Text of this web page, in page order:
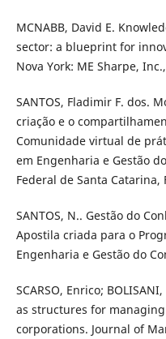
MCNABB, David E.
sector: a blueprint for
Nova York: ME Sharpe,
SANTOS, Fladimir F. dos.
criação e o
Comunidade virtual de
em Engenharia e Gestão
Federal de Santa Catarina,
SANTOS, N.. Gestão do
Apostila criada para o
Engenharia e Gestão do
SCARSO, Enrico;
as structures for
corporations. Journal of